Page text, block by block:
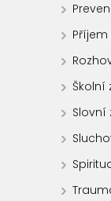
Školní
Slovní